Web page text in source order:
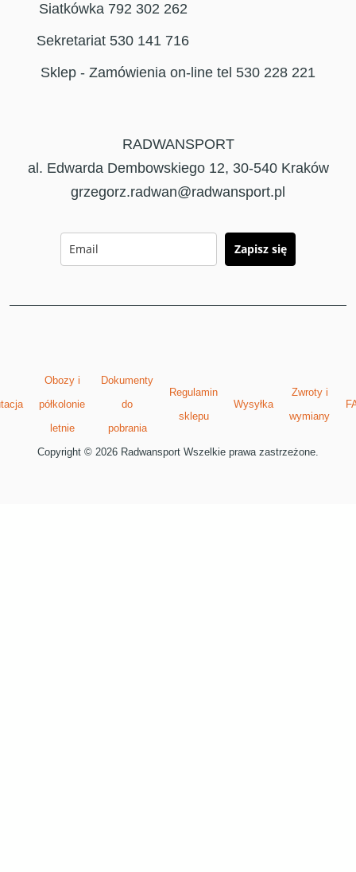
Siatkówka 792 302 262
Sekretariat 530 141 716
Sklep - Zamówienia on-line tel 530 228 221
RADWANSPORT
al. Edwarda Dembowskiego 12, 30-540 Kraków
grzegorz.radwan@radwansport.pl
Zapisz się
Obozy i
półkolonie
letnie
Dokumenty
do
pobrania
Regulamin
sklepu
Wysyłka
Zwroty i
wymiany
Copyright © 2026 Radwansport Wszelkie prawa zastrzeżone.